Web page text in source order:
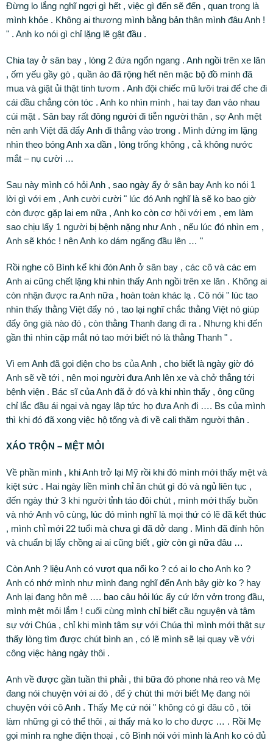
Đừng lo lắng nghĩ ngợi gì hết , việc gì đến sẽ đến , quan trọng là
mình khỏe . Không ai thương mình bằng bản thân mình đâu Anh !
" . Anh ko nói gì chỉ lặng lẽ gật đầu .
Chia tay ở sân bay , lòng 2 đứa ngổn ngang . Anh ngồi trên xe lăn
, ốm yếu gầy gò , quần áo đã rộng hết nên mặc bộ đồ mình đã
mua và giặt ủi thật tinh tươm . Anh đội chiếc mũ lưỡi trai để che đi
cái đầu chẳng còn tóc . Anh ko nhìn mình , hai tay đan vào nhau
cúi mặt . Sân bay rất đông người đi tiễn người thân , sợ Anh mệt
nên anh Việt đã đẩy Anh đi thẳng vào trong . Mình đứng im lặng
nhìn theo bóng Anh xa dần , lòng trống không , cả không nước
mắt – nụ cười …
Sau này mình có hỏi Anh , sao ngày ấy ở sân bay Anh ko nói 1
lời gì với em , Anh cười cười " lúc đó Anh nghĩ là sẽ ko bao giờ
còn được gặp lại em nữa , Anh ko còn cơ hội với em , em làm
sao chịu lấy 1 người bị bệnh nặng như Anh , nếu lúc đó nhìn em ,
Anh sẽ khóc ! nên Anh ko dám ngẩng đầu lên … "
Rồi nghe cô Bình kể khi đón Anh ở sân bay , các cô và các em
Anh ai cũng chết lặng khi nhìn thấy Anh ngồi trên xe lăn . Không ai
còn nhận được ra Anh nữa , hoàn toàn khác lạ . Cô nói " lúc tao
nhìn thấy thằng Việt đẩy nó , tao lại nghĩ chắc thằng Việt nó giúp
đẩy ông già nào đó , còn thằng Thanh đang đi ra . Nhưng khi đến
gần thì nhìn cặp mắt nó tao mới biết nó là thằng Thanh " .
Vì em Anh đã gọi điện cho bs của Anh , cho biết là ngày giờ đó
Anh sẽ về tới , nên mọi người đưa Anh lên xe và chở thẳng tới
bệnh viện . Bác sĩ của Anh đã ở đó và khi nhìn thấy , ông cũng
chỉ lắc đầu ái ngại và ngay lập tức họ đưa Anh đi …. Bs của mình
thì khi đó đã xong việc hộ tống và đi về cali thăm người thân .
XÁO TRỘN – MỆT MỎI
Về phần mình , khi Anh trở lại Mỹ rồi khi đó mình mới thấy mệt và
kiệt sức . Hai ngày liền mình chỉ ăn chút gì đó và ngủ liên tục ,
đến ngày thứ 3 khi người tỉnh táo đôi chút , mình mới thấy buồn
và nhớ Anh vô cùng, lúc đó mình nghĩ là mọi thứ có lẽ đã kết thúc
, mình chỉ mới 22 tuổi mà chưa gì đã dở dang . Mình đã đính hôn
và chuẩn bị lấy chồng ai ai cũng biết , giờ còn gì nữa đâu …
Còn Anh ? liệu Anh có vượt qua nổi ko ? có ai lo cho Anh ko ?
Anh có nhớ mình như mình đang nghĩ đến Anh bây giờ ko ? hay
Anh lại đang hôn mê …. bao câu hỏi lúc ấy cứ lởn vởn trong đầu,
mình mệt mỏi lắm ! cuối cùng mình chỉ biết cầu nguyện và tâm
sự với Chúa , chỉ khi mình tâm sự với Chúa thì mình mới thật sự
thấy lòng tìm được chút bình an , có lẽ mình sẽ lại quay về với
công việc hàng ngày thôi .
Anh về được gần tuần thì phải , thì bữa đó phone nhà reo và Mẹ
đang nói chuyện với ai đó , để ý chút thì mới biết Mẹ đang nói
chuyện với cô Anh . Thấy Mẹ cứ nói " không có gì đâu cô , tôi
làm những gì có thể thôi , ai thấy mà ko lo cho được … . Rồi Mẹ
gọi mình ra nghe điện thoại , cô Bình nói với mình là Anh ko có đủ